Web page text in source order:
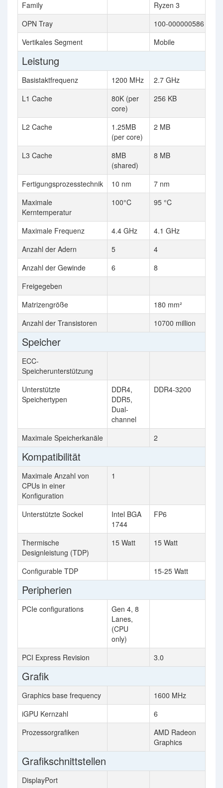
Family
Ryzen 3
OPN Tray
100-000000586
Vertikales Segment
Mobile
Leistung
Basistaktfrequenz 1200 MHz
2.7 GHz
L1 Cache
80K (per
core)
256 KB
L2 Cache
1.25MB
(per core)
2 MB
L3 Cache
8MB
(shared)
8 MB
Fertigungsprozesstechnik 10 nm
7 nm
Maximale
Kerntemperatur
100°C 95 °C
Maximale Frequenz 4.4 GHz
4.1 GHz
Anzahl der Adern
5
4
Anzahl der Gewinde
6
8
Freigegeben
Matrizengröße
180 mm²
Anzahl der Transistoren
10700 million
Speicher
ECC-
Speicherunterstützung
Unterstützte
Speichertypen
DDR4,
DDR5,
Dual-
channel
DDR4-3200
Maximale Speicherkanäle 2
Kompatibilität
Maximale Anzahl von
CPUs in einer
Konfiguration
1
Unterstützte Sockel
Intel BGA
1744
FP6
Thermische
Designleistung (TDP)
15 Watt 15 Watt
Configurable TDP 15-25 Watt
Peripherien
PCIe configurations
Gen 4, 8
Lanes,
(CPU
only)
PCI Express Revision
3.0
Grafik
Graphics base frequency
1600 MHz
iGPU Kernzahl
6
Prozessorgrafiken
AMD Radeon
Graphics
Grafikschnittstellen
DisplayPort